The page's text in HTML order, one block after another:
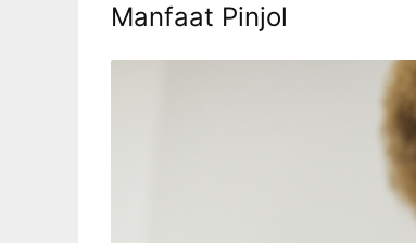
Manfaat Pinjol